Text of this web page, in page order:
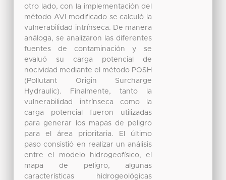
otro lado, con la implementación del
método AVI modificado se calculó la
vulnerabilidad intrínseca. De manera
análoga, se analizaron las diferentes
fuentes de contaminación y se
evaluó su carga potencial de
nocividad mediante el método POSH
(Pollutant Origin Surcharge
Hydraulic). Finalmente, tanto la
vulnerabilidad intrínseca como la
carga potencial fueron utilizadas
para generar los mapas de peligro
para el área prioritaria. El último
paso consistió en realizar un análisis
entre el modelo hidrogeofísico, el
mapa de peligro, algunas
características hidrogeológicas